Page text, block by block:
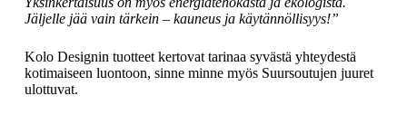
Jäljelle jää vain tärkein – kauneus ja käytännöllisyys!”
Kolo Designin tuotteet kertovat tarinaa syvästä yhteydestä
kotimaiseen luontoon, sinne minne myös Suursoutujen juuret
ulottuvat.